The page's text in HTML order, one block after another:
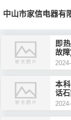
中山市家信电器有
首
即
故
本
话